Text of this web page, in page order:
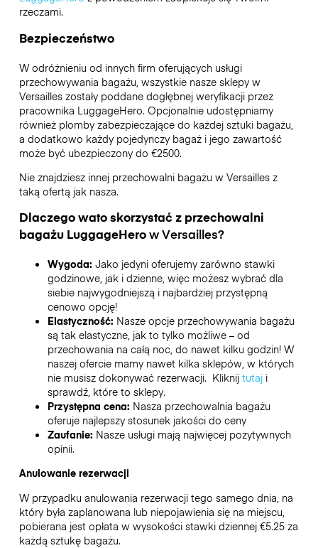
rzeczami.
Bezpieczeństwo
W odróżnieniu od innych firm oferujących usługi
przechowywania bagażu, wszystkie nasze sklepy w
Versailleszostały poddane dogłębnej weryfikacji przez
pracownika LuggageHero. Opcjonalnie udostępniamy
również plomby zabezpieczające do każdej sztuki bagażu,
a dodatkowo każdy pojedynczy bagaż i jego zawartość
może być ubezpieczony do €2500.
Nie znajdziesz innej przechowalni bagażu w Versaillesz
taką ofertą jak nasza.
Dlaczego wato skorzystać z przechowalni
bagażu LuggageHerowVersailles?
Wygoda: Jako jedyni oferujemy zarówno stawki
godzinowe, jak i dzienne, więc możesz wybrać dla
siebie najwygodniejszą i najbardziej przystępną
cenowo opcję!
Elastyczność: Nasze opcje przechowywania bagażu
są tak elastyczne, jak to tylko możliwe – od
przechowania na całą noc, do nawet kilku godzin! W
naszej ofercie mamy nawet kilka sklepów, w których
nie musisz dokonywać rezerwacji. Kliknij tutaji
sprawdź, które to sklepy.
Przystępna cena: Nasza przechowalnia bagażu
oferuje najlepszy stosunek jakości do ceny
Zaufanie: Nasze usługi mają najwięcej pozytywnych
opinii.
Anulowanie rezerwacji
W przypadku anulowania rezerwacji tego samego dnia, na
który była zaplanowana lub niepojawienia się na miejscu,
pobierana jest opłata w wysokości stawki dziennej €5.25 za
każdą sztukę bagażu.